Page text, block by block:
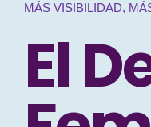
MÁS VISIBILIDAD,
El